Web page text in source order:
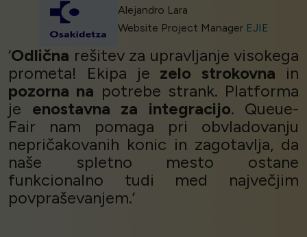
Alejandro Lara
Website Project Manager EJIE
‘Odlična rešitev za upravljanje visokega
prometa! Ekipa je zelo strokovna in
pozorna na potrebe strank. Platforma
je enostavna za integracijo. Queue-
Fair nam pomaga pri obvladovanju
nepričakovanih konic in zagotavlja, da
naše spletno mesto ostane
funkcionalno tudi med največjim
povpraševanjem.’